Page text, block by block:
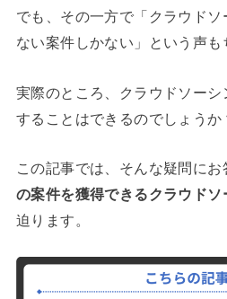
でも、その一方で「クラウド
ない案件しかない」という声も
実際のところ、クラウドソー
することはできるのでしょうか
この記事では、そんな疑問にお
の案件を獲得できるクラウド
迫ります。